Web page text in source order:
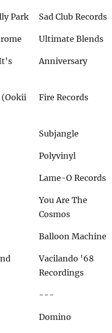
Park Sad Club Records
Ultimate Blends
Anniversary
Fire Records
Subjangle
Polyvinyl
Lame-O Records
You Are The
Cosmos
Balloon Machine
Vacilando '68
Recordings
---
Domino